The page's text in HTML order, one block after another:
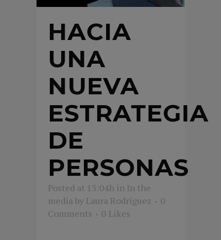
HACIA
UNA
NUEVA
ESTRATEGIA
DE
PERSONAS
Posted at 13:04h in In the
media by Laura Rodriguez
0
Comments
0 Likes